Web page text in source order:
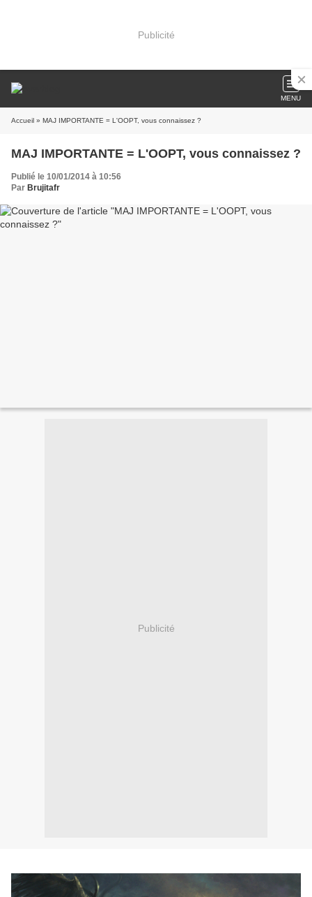
Publicité
MENU
Accueil » MAJ IMPORTANTE = L'OOPT, vous connaissez ?
MAJ IMPORTANTE = L'OOPT, vous connaissez ?
Publié le 10/01/2014 à 10:56
Par Brujitafr
Publicité